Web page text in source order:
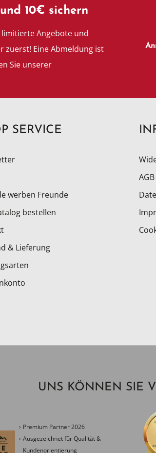
10€ sichern
Angebote und
zuerst! Eine Abmeldung ist
Sie unserer
SERVICE
werben Freunde
bestellen
& Lieferung
AGB
UNS KÖNNEN SIE
Premium Partner 2026
Ausgezeichnet für Qualität &
Kundenorientierung